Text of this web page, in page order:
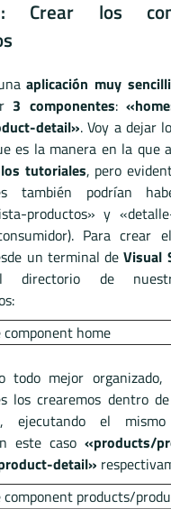
Crear los
aplicación muy
3 componentes:
detail». Voy a dejar
es la manera en la que
tutoriales, pero
también podrían
productos» y
Para crear
un terminal deVisual
directorio de
home
todo mejor
los crearemos dentro
, ejecutando el
este caso «products/
detail»
component products/